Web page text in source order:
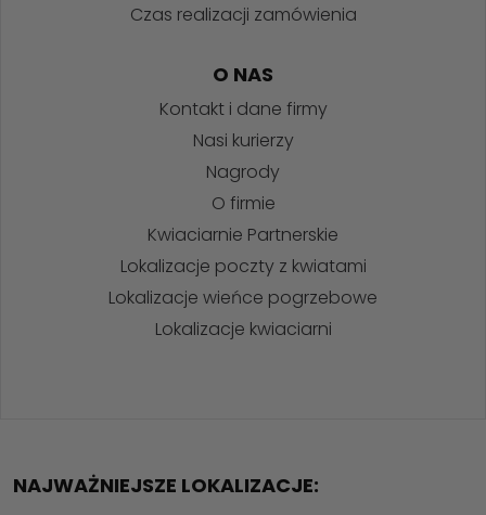
Czas realizacji zamówienia
O NAS
Kontakt i dane firmy
Nasi kurierzy
Nagrody
O firmie
Kwiaciarnie Partnerskie
Lokalizacje poczty z kwiatami
Lokalizacje wieńce pogrzebowe
Lokalizacje kwiaciarni
NAJWAŻNIEJSZE LOKALIZACJE: